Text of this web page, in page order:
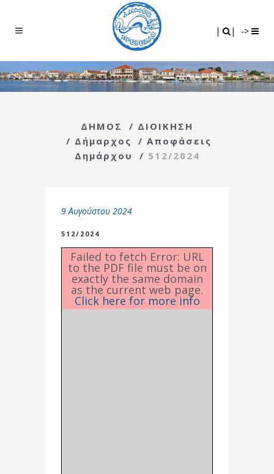
| | ->
ΔΗΜΟΣ / ΔΙΟΙΚΗΣΗ
/ Δήμαρχος / Αποφάσεις
Δημάρχου
/ 512/2024
9 Αυγούστου 2024
512/2024
Failed to fetch Error: URL
to the PDF file must be on
exactly the same domain
as the current web page.
Click here for more info